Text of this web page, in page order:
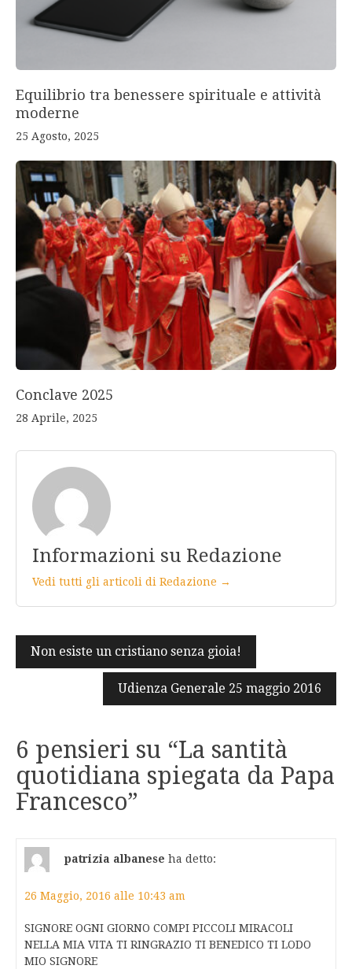
Equilibrio tra benessere spirituale e attività
moderne
25 Agosto, 2025
Conclave 2025
28 Aprile, 2025
Informazioni su Redazione
Vedi tutti gli articoli di Redazione →
Navigazione
articoli
Non esiste un cristiano senza gioia!
Udienza Generale 25 maggio 2016
6 pensieri su “La santità
quotidiana spiegata da Papa
Francesco”
patrizia albanese ha detto:
26 Maggio, 2016 alle 10:43 am
SIGNORE OGNI GIORNO COMPI PICCOLI MIRACOLI
NELLA MIA VITA TI RINGRAZIO TI BENEDICO TI LODO
MIO SIGNORE